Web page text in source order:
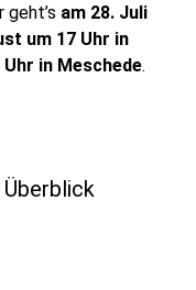
geht’s am 28. Juli
um 17 Uhr in
in Meschede.